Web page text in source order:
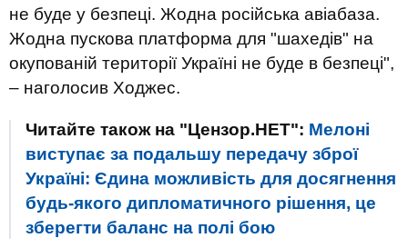
не буде у безпеці. Жодна російська авіабаза.
Жодна пускова платформа для "шахедів" на
окупованій території Україні не буде в безпеці",
– наголосив Ходжес.
Читайте також на "Цензор.НЕТ": Мелоні
виступає за подальшу передачу зброї
Україні: Єдина можливість для досягнення
будь-якого дипломатичного рішення, це
зберегти баланс на полі бою